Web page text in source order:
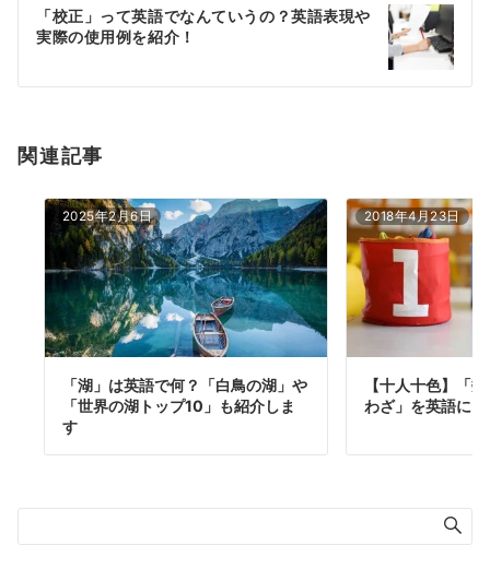
ン
「校正」って英語でなんていうの？英語表現や
実際の使用例を紹介！
関連記事
2025年2月6日
「湖」は英語で何？「白鳥の湖」や
「世界の湖トップ10」も紹介しま
す
2018年4月23日
【十人十色】「
わざ」を英語に